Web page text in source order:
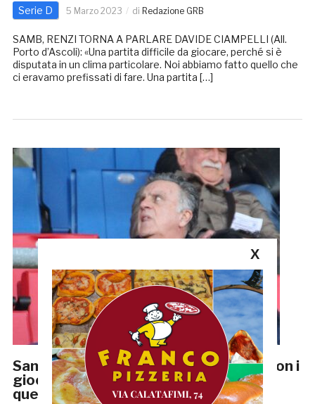
Serie D 5 Marzo 2023 di Redazione GRB
SAMB, RENZI TORNA A PARLARE DAVIDE CIAMPELLI (All.
Porto d’Ascoli): «Una partita difficile da giocare, perché si è
disputata in un clima particolare. Noi abbiamo fatto quello che
ci eravamo prefissati di fare. Una partita […]
Samb, Renzi: «Sbagliato prendersela con i
giocatori, sono io l’unico colpevole di
questa situazione»
X